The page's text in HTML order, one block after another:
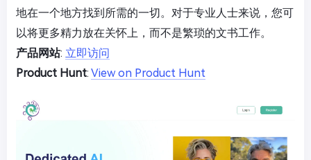
地在一个地方找到所需的一切。对于专业人士来说，您可
以将更多精力放在关怀上，而不是繁琐的文书工作。
产品网站: 立即访问
Product Hunt: View on Product Hunt